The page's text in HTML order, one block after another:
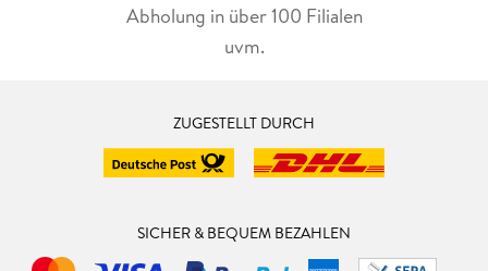
Abholung in über 100 Filialen
uvm.
ZUGESTELLT DURCH
SICHER & BEQUEM BEZAHLEN